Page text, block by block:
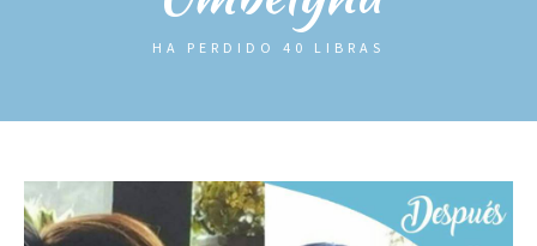
HA PERDIDO 40 LIBRAS